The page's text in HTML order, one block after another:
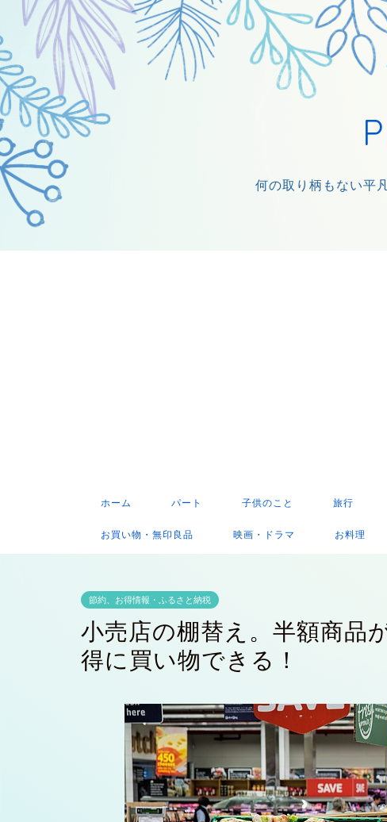
何の取り柄もない平
ホーム パート 子供のこと 旅行
お買い物・無印良品 映画・ドラマ お料理
節約、お得情報・ふるさと納税
小売店の棚替え。半額商品
得に買い物できる！